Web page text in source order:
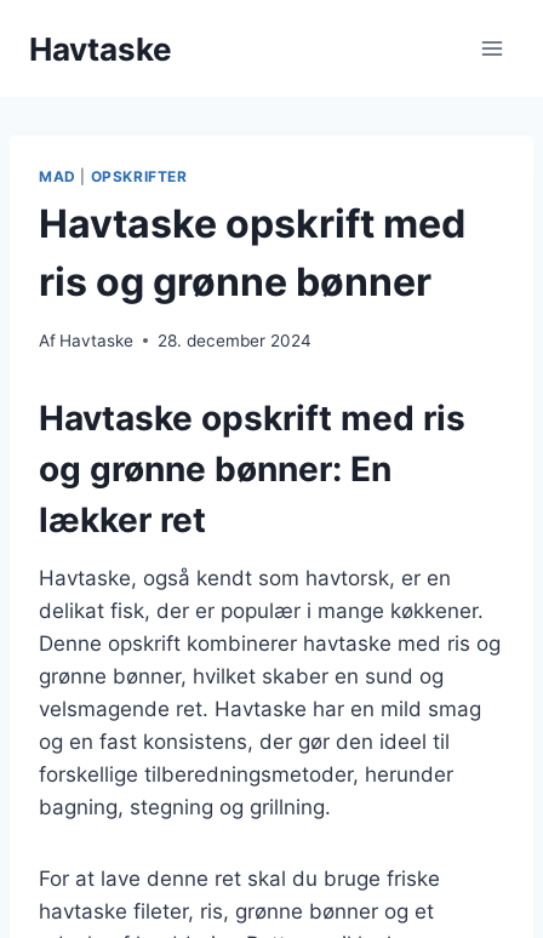
Havtaske
MAD OPSKRIFTER
Havtaske opskrift med
ris og grønne bønner
Af Havtaske 28. december 2024
Havtaske opskrift med ris
og grønne bønner: En
lækker ret
Havtaske, også kendt som havtorsk, er en
delikat fisk, der er populær i mange køkkener.
Denne opskrift kombinerer havtaske med ris og
grønne bønner, hvilket skaber en sund og
velsmagende ret. Havtaske har en mild smag
og en fast konsistens, der gør den ideel til
forskellige tilberedningsmetoder, herunder
bagning, stegning og grillning.
For at lave denne ret skal du bruge friske
havtaske fileter, ris, grønne bønner og et